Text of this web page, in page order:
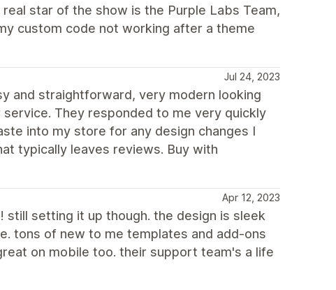
star of the show is the Purple Labs Team,
custom code not working after a theme
Jul 24, 2023
and straightforward, very modern looking
They responded to me very quickly
into my store for any design changes I
typically leaves reviews. Buy with
Apr 12, 2023
setting it up though. the design is sleek
tons of new to me templates and add-ons
on mobile too. their support team's a life